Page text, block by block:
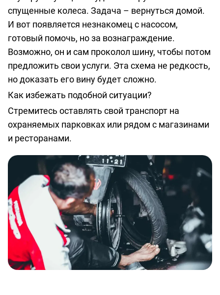
спущенные колеса. Задача – вернуться домой.
И вот появляется незнакомец с насосом,
готовый помочь, но за вознаграждение.
Возможно, он и сам проколол шину, чтобы потом
предложить свои услуги. Эта схема не редкость,
но доказать его вину будет сложно.
Как избежать подобной ситуации?
Стремитесь оставлять свой транспорт на
охраняемых парковках или рядом с магазинами
и ресторанами.